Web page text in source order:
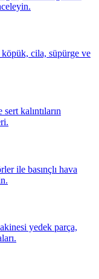
köpük, cila, süpürge ve
kalıntıların
ile basınçlı hava
yedek parça,